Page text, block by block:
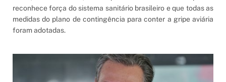
reconhece força do sistema sanitário brasileiro e que todas as
medidas do plano de contingência para conter a gripe aviária
foram adotadas.